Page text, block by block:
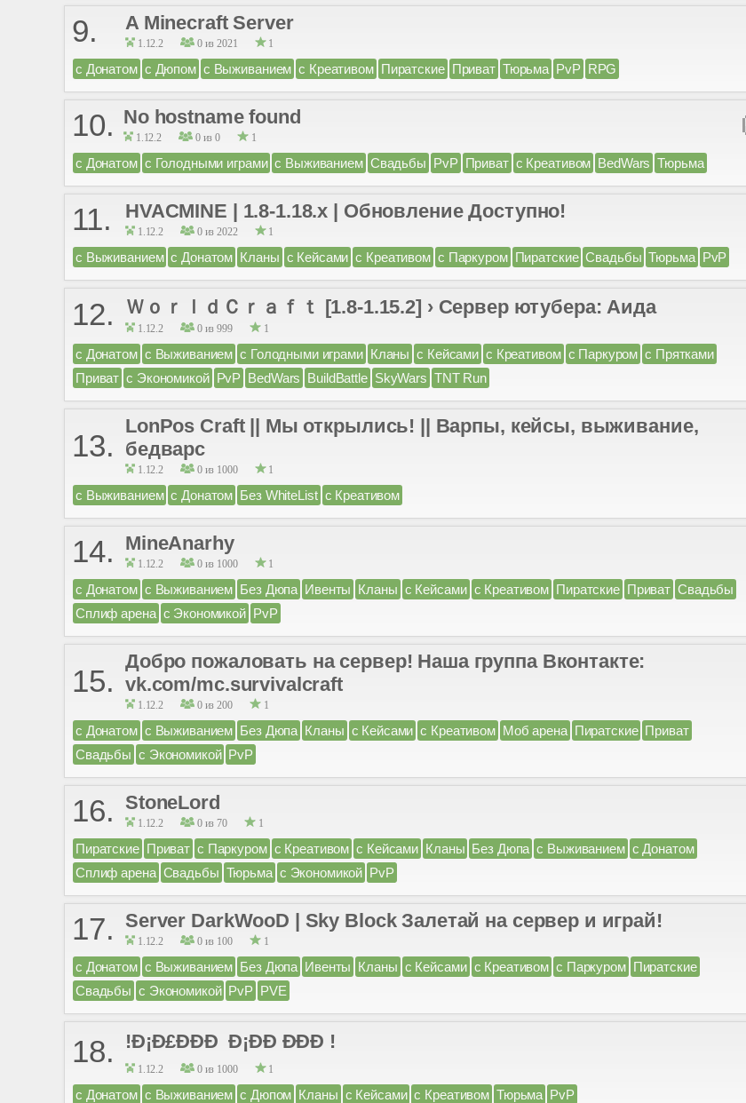
9. A Minecraft Server
1.12.2 0 из 2021 1
с Донатом с Дюпом с Выживанием с Креативом Пиратские Приват Тюрьма PvP RPG
10. No hostname found
1.12.2 0 из 0 1
с Донатом с Голодными играми с Выживанием Свадьбы PvP Приват с Креативом BedWars Тюрьма
11. HVACMINE | 1.8-1.18.x | Обновление Доступно!
1.12.2 0 из 2022 1
с Выживанием с Донатом Кланы с Кейсами с Креативом с Паркуром Пиратские Свадьбы Тюрьма PvP
12. ＷｏｒｌｄＣｒａｆｔ [1.8-1.15.2] › Сервер ютубера: Аида
1.12.2 0 из 999 1
с Донатом с Выживанием с Голодными играми Кланы с Кейсами с Креативом с Паркуром с Прятками
Приват с Экономикой PvP BedWars BuildBattle SkyWars TNT Run
13.
LonPos Craft || Мы открылись! || Варпы, кейсы, выживание,
бедварс
1.12.2 0 из 1000 1
с Выживанием с Донатом Без WhiteList с Креативом
14. MineAnarhy
1.12.2 0 из 1000 1
с Донатом с Выживанием Без Дюпа Ивенты Кланы с Кейсами с Креативом Пиратские Приват Свадьбы
Сплиф арена с Экономикой PvP
15.
Добро пожаловать на сервер! Наша группа Вконтакте:
vk.com/mc.survivalcraft
1.12.2 0 из 200 1
с Донатом с Выживанием Без Дюпа Кланы с Кейсами с Креативом Моб арена Пиратские Приват
Свадьбы с Экономикой PvP
16. StoneLord
1.12.2 0 из 70 1
Пиратские Приват с Паркуром с Креативом с Кейсами Кланы Без Дюпа с Выживанием с Донатом
Сплиф арена Свадьбы Тюрьма с Экономикой PvP
17. Server DarkWooD | Sky Block Залетай на сервер и играй!
1.12.2 0 из 100 1
с Донатом с Выживанием Без Дюпа Ивенты Кланы с Кейсами с Креативом с Паркуром Пиратские
Свадьбы с Экономикой PvP PVE
18. !Ð¡Ð£ÐÐÐ Ð¡ÐÐ ÐÐÐ !
1.12.2 0 из 1000 1
с Донатом с Выживанием с Дюпом Кланы с Кейсами с Креативом Тюрьма PvP